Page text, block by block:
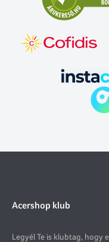
Acershop klub
Legyél Te is klubtag, hogy